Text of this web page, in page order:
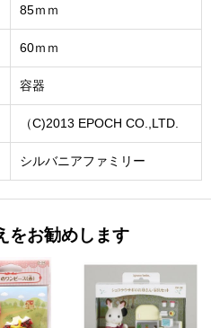
85ｍｍ
60ｍｍ
容器
（C)2013 EPOCH CO.,LTD.
シルバニアファミリー
をお勧めします